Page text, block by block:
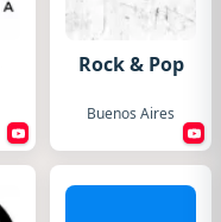
Rock & Pop
Buenos Aires